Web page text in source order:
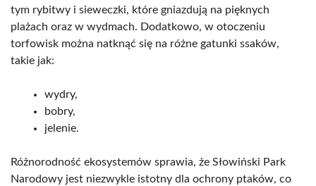
tym rybitwy i sieweczki, które gniazdują na pięknych
plażach oraz w wydmach. Dodatkowo, w otoczeniu
torfowisk można natknąć się na różne gatunki ssaków,
takie jak:
wydry,
bobry,
jelenie.
Różnorodność ekosystemów sprawia, że Słowiński Park
Narodowy jest niezwykle istotny dla ochrony ptaków, co